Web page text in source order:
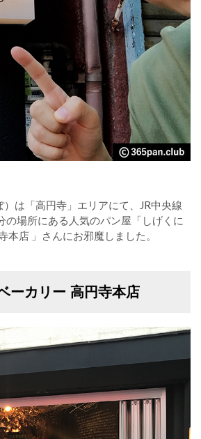
は「高円寺」エリアにて、JR中央線
の場所にある人気のパン屋「しげくに
本店 」さんにお邪魔しました。
ーカリー 高円寺本店